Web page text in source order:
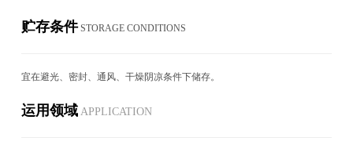
贮存条件 STOR­AGE CON­DI­TIONS
宜在避光、密封、通风、干燥阴凉条件下储存。
运用领域 AP­PLI­CA­TION